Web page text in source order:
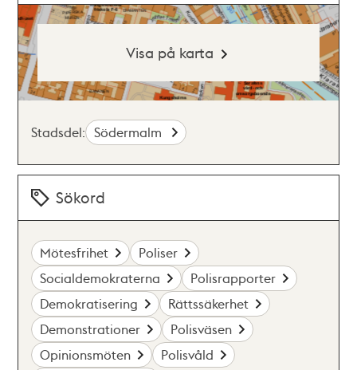
Visa på karta
Stadsdel: Södermalm
Sökord
Mötesfrihet
Poliser
Socialdemokraterna
Polisrapporter
Demokratisering
Rättssäkerhet
Demonstrationer
Polisväsen
Opinionsmöten
Polisvåld